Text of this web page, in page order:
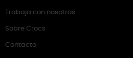
Trabaja con nosotros
Sobre Crocs
Contacto